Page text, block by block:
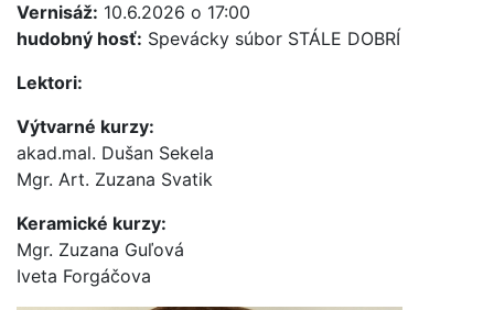
Vernisáž: 10.6.2026 o 17:00
hudobný hosť: Spevácky súbor STÁLE DOBRÍ
Lektori:
Výtvarné kurzy:
akad.mal. Dušan Sekela
Mgr. Art. Zuzana Svatik
Keramické kurzy:
Mgr. Zuzana Guľová
Iveta Forgáčova